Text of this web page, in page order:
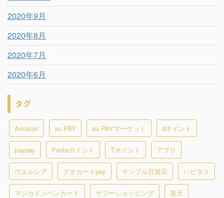
2020年9月
2020年8月
2020年7月
2020年6月
タグ
Amazon au PAY au PAYマーケット dポイント
paypay Pontaポイント Tポイント アプリ
ウエルシア クオカードpay サンプル百貨店 ハピタス
マジカドンペンカード ヤフーショッピング 楽天